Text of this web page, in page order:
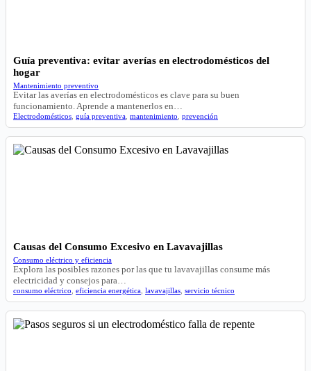
Guía preventiva: evitar averías en electrodomésticos del
hogar
Mantenimiento preventivo
Evitar las averías en electrodomésticos es clave para su buen
funcionamiento. Aprende a mantenerlos en…
Electrodomésticos guía preventiva mantenimiento prevención
Causas del Consumo Excesivo en Lavavajillas
Consumo eléctrico y eficiencia
Explora las posibles razones por las que tu lavavajillas consume más
electricidad y consejos para…
consumo eléctrico eficiencia energética lavavajillas servicio técnico